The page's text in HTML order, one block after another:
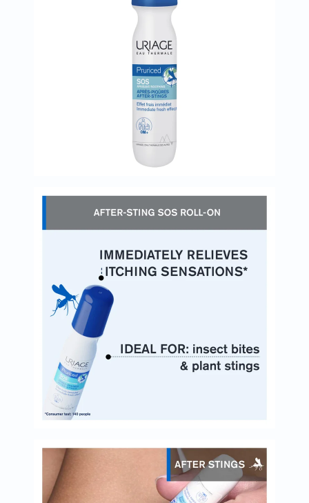
دعم
مرضى
السكري
دعم
الكلى
والمسالك
البولية
دعم
الكبد
البروستاتا
الفيتامينات
مالتي
فيتامين
فيتامين
فيتامين